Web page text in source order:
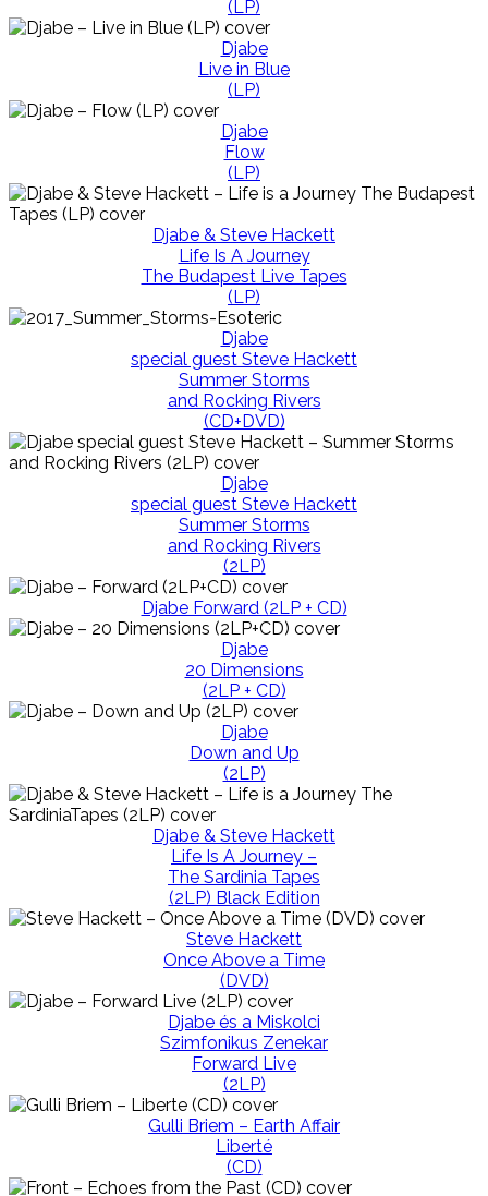
(LP)
Djabe
Live in Blue
(LP)
Djabe
Flow
(LP)
Djabe & Steve Hackett
Life Is A Journey
The Budapest Live Tapes
(LP)
Djabe
special guest Steve Hackett
Summer Storms
and Rocking Rivers
(CD+DVD)
Djabe
special guest Steve Hackett
Summer Storms
and Rocking Rivers
(2LP)
Djabe Forward (2LP + CD)
Djabe
20 Dimensions
(2LP + CD)
Djabe
Down and Up
(2LP)
Djabe & Steve Hackett
Life Is A Journey –
The Sardinia Tapes
(2LP) Black Edition
Steve Hackett
Once Above a Time
(DVD)
Djabe és a Miskolci
Szimfonikus Zenekar
Forward Live
(2LP)
Gulli Briem – Earth Affair
Liberté
(CD)